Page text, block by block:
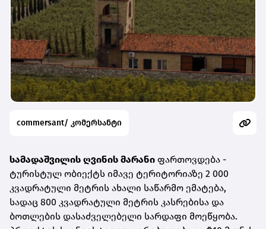
commersant/ კომერსანტი
სამადაშვილის ღვინის მარანი ფართოვდება -
ტურისტულ ობიექტს იმავე ტერიტორიაზე 2 000
კვადრატული მეტრის ახალი საწარმო ემატება,
სადაც 800 კვადრატული მეტრის კასრებისა და
ბოთლების დასაძველებელი სარდაფი მოეწყობა.